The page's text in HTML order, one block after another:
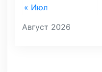
Август 2026
« Июл